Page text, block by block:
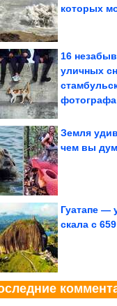
которых
16
уличных
фотографа
Земля
чем вы
Гуатапе —
скала с